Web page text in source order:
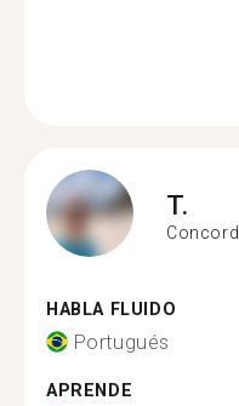
T.
Concord
HABLA FLUIDO
Portugués
APRENDE